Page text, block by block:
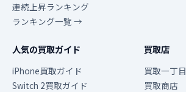
連続上昇ランキング
ランキング一覧 →
人気の買取ガイド
iPhone買取ガイド
Switch 2買取ガイド
買取店
買取一丁目
買取商店